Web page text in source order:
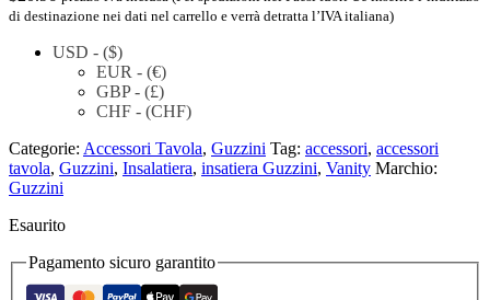
di destinazione nei dati nel carrello e verrà detratta l’IVA italiana)
USD - ($)
EUR - (€)
GBP - (£)
CHF - (CHF)
Categorie: Accessori Tavola, Guzzini Tag: accessori, accessori
tavola, Guzzini, Insalatiera, insatiera Guzzini, Vanity Marchio:
Guzzini
Esaurito
Pagamento sicuro garantito